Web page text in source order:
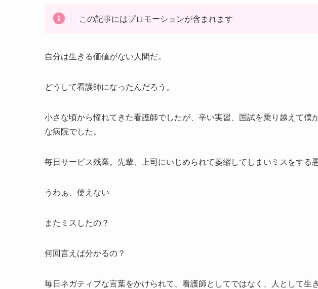
この記事にはプロモーションが含まれます
自分は生きる価値がない人間だ。
どうして看護師になったんだろう。
小さな頃から憧れてきた看護師でしたが、辛い実習、国試を乗り越えて僕
な病院でした。
毎日サービス残業。先輩、上司にいじめられて萎縮してしまいミスをする悪
うわぁ、使えない
またミスしたの？
何回言えば分かるの？
毎日ネガティブな言葉をかけられて、看護師としてではなく、人として生